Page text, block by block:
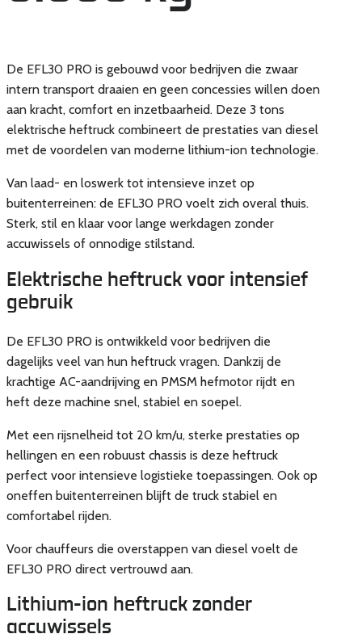
De EFL30 PRO is gebouwd voor bedrijven die zwaar
intern transport draaien en geen concessies willen doen
aan kracht, comfort en inzetbaarheid. Deze 3 tons
elektrische heftruck combineert de prestaties van diesel
met de voordelen van moderne lithium-ion technologie.
Van laad- en loswerk tot intensieve inzet op
buitenterreinen: de EFL30 PRO voelt zich overal thuis.
Sterk, stil en klaar voor lange werkdagen zonder
accuwissels of onnodige stilstand.
Elektrische heftruck voor intensief
gebruik
De EFL30 PRO is ontwikkeld voor bedrijven die
dagelijks veel van hun heftruck vragen. Dankzij de
krachtige AC-aandrijving en PMSM hefmotor rijdt en
heft deze machine snel, stabiel en soepel.
Met een rijsnelheid tot 20 km/u, sterke prestaties op
hellingen en een robuust chassis is deze heftruck
perfect voor intensieve logistieke toepassingen. Ook op
oneffen buitenterreinen blijft de truck stabiel en
comfortabel rijden.
Voor chauffeurs die overstappen van diesel voelt de
EFL30 PRO direct vertrouwd aan.
Lithium-ion heftruck zonder
accuwissels